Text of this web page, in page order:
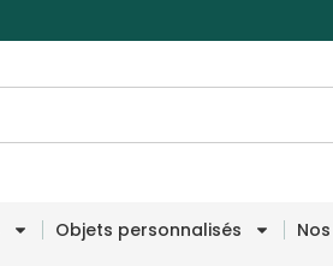
Objets personnalisés